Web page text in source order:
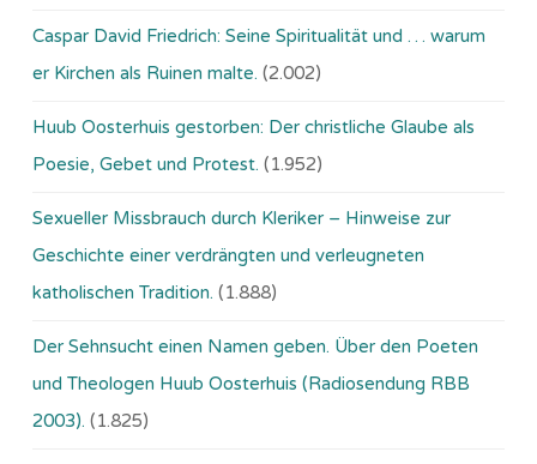
Caspar David Friedrich: Seine Spiritualität und … warum
er Kirchen als Ruinen malte. (2.002)
Huub Oosterhuis gestorben: Der christliche Glaube als
Poesie, Gebet und Protest. (1.952)
Sexueller Missbrauch durch Kleriker – Hinweise zur
Geschichte einer verdrängten und verleugneten
katholischen Tradition. (1.888)
Der Sehnsucht einen Namen geben. Über den Poeten
und Theologen Huub Oosterhuis (Ra­dio­sen­dung RBB
2003). (1.825)